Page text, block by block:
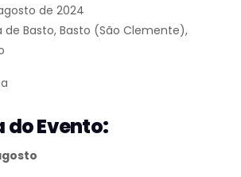
de 2024
de Basto, Basto (São Clemente),
Evento: